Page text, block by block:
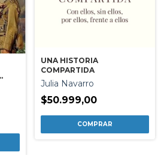
UNA HISTORIA
COMPARTIDA
Julia Navarro
$50.999,00